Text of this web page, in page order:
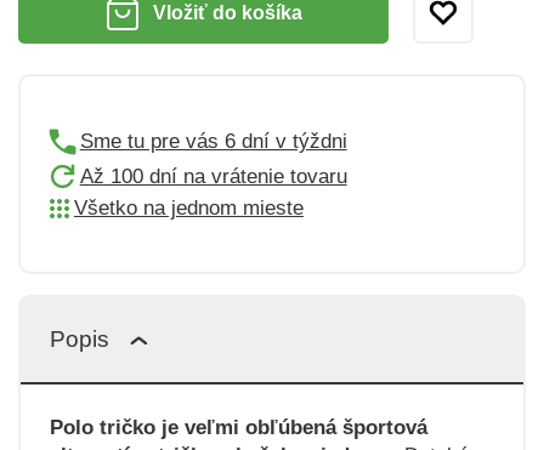
Vložiť do košíka
Sme tu pre vás 6 dní v týždni
Až 100 dní na vrátenie tovaru
Všetko na jednom mieste
Popis
Polo tričko je veľmi obľúbená športová